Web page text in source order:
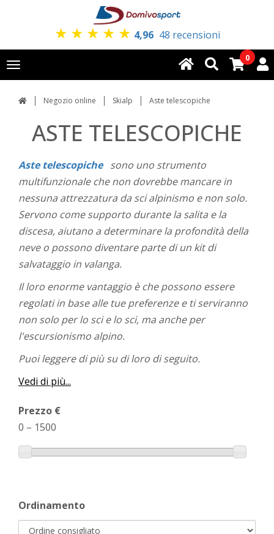
★ ★ ★ ★ ★ 4,96 48 recensioni
Toggle
navigation
0
Negozio online Skialp Aste telescopiche
ASTE TELESCOPICHE
Aste telescopiche sono uno strumento
multifunzionale che non dovrebbe mancare in
nessuna attrezzatura da sci alpinismo e non solo.
Servono come supporto durante la salita e la
discesa, aiutano a determinare la profondità della
neve o possono diventare parte di un kit di
salvataggio in valanga.
Il loro enorme vantaggio è che possono essere
regolati in base alle tue preferenze e ti serviranno
non solo per lo sci e lo sci, ma anche per
l'escursionismo alpino.
Puoi leggere di più su di loro di seguito.
Vedi di più...
Prezzo €
0 – 1500
Ordinamento